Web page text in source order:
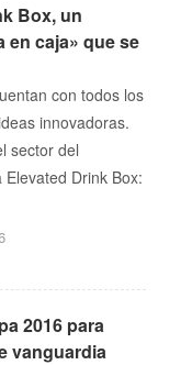
Box, un
caja» que se
con todos los
innovadoras.
sector del
Drink Box:
2016 para
vanguardia